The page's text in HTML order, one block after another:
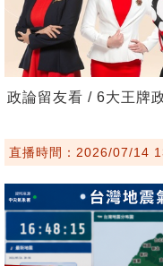
政論留友看 / 6大王牌
直播時間：2026/07/14